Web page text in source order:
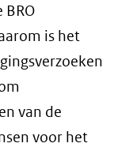
is het
van de
voor het